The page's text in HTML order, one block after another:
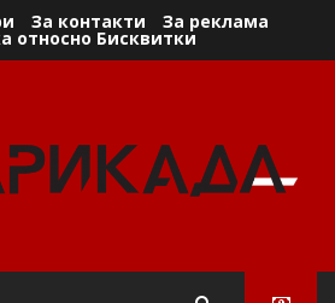
За контакти За реклама
относно Бисквитки